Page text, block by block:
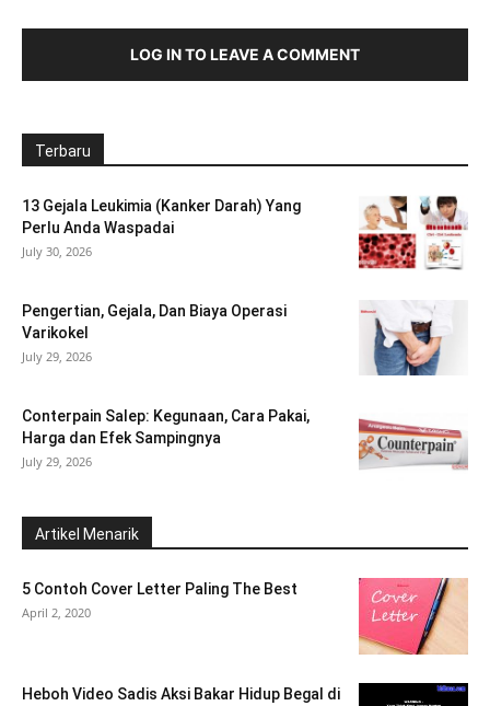
LOG IN TO LEAVE A COMMENT
Terbaru
13 Gejala Leukimia (Kanker Darah) Yang
Perlu Anda Waspadai
July 30, 2026
Pengertian, Gejala, Dan Biaya Operasi
Varikokel
July 29, 2026
Conterpain Salep: Kegunaan, Cara Pakai,
Harga dan Efek Sampingnya
July 29, 2026
Artikel Menarik
5 Contoh Cover Letter Paling The Best
April 2, 2020
Heboh Video Sadis Aksi Bakar Hidup Begal di